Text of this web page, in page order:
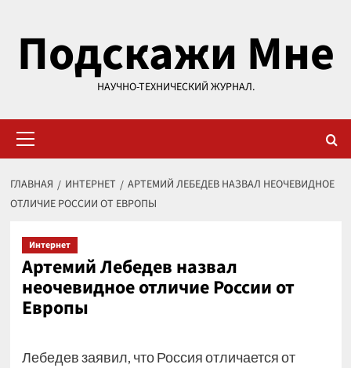
содержимому
Подскажи Мне
НАУЧНО-ТЕХНИЧЕСКИЙ ЖУРНАЛ.
меню
ГЛАВНАЯ ИНТЕРНЕТ
АРТЕМИЙ ЛЕБЕДЕВ НАЗВАЛ НЕОЧЕВИДНОЕ
ОТЛИЧИЕ РОССИИ ОТ ЕВРОПЫ
Интернет
Артемий Лебедев назвал
неочевидное отличие России от
Европы
Лебедев заявил, что Россия отличается от